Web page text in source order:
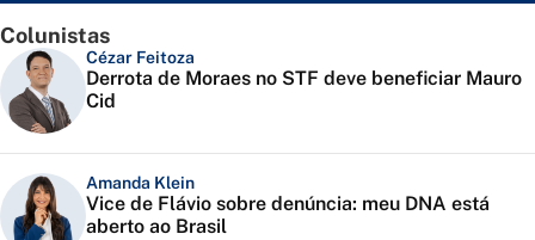
Colunistas
Cézar Feitoza
Derrota de Moraes no STF deve beneficiar Mauro
Cid
Amanda Klein
Vice de Flávio sobre denúncia: meu DNA está
aberto ao Brasil